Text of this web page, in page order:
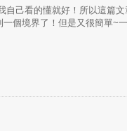
自己看的懂就好！所以這篇文
個境界了！但是又很簡單~